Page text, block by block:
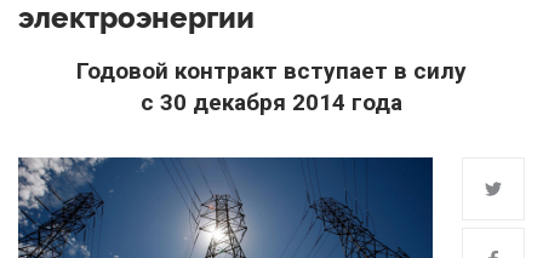
электроэнергии
Годовой контракт вступает в силу
с 30 декабря 2014 года